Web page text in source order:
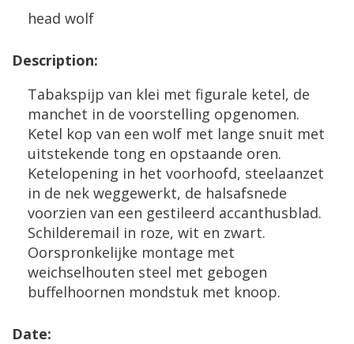
head wolf
Description:
Tabakspijp van klei met figurale ketel, de
manchet in de voorstelling opgenomen.
Ketel kop van een wolf met lange snuit met
uitstekende tong en opstaande oren.
Ketelopening in het voorhoofd, steelaanzet
in de nek weggewerkt, de halsafsnede
voorzien van een gestileerd accanthusblad.
Schilderemail in roze, wit en zwart.
Oorspronkelijke montage met
weichselhouten steel met gebogen
buffelhoornen mondstuk met knoop.
Date: